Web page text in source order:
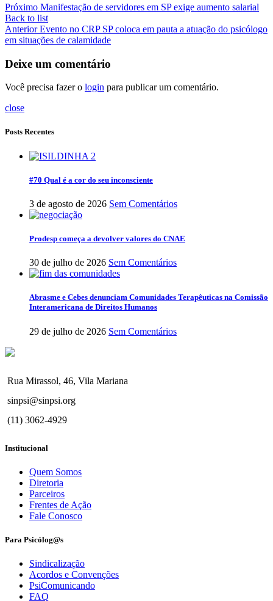
Próximo Manifestação de servidores em SP exige aumento salarial
Back to list
Anterior Evento no CRP SP coloca em pauta a atuação do psicólogo
em situações de calamidade
Deixe um comentário
Você precisa fazer o login para publicar um comentário.
close
Posts Recentes
#70 Qual é a cor do seu inconsciente
3 de agosto de 2026 Sem Comentários
Prodesp começa a devolver valores do CNAE
30 de julho de 2026 Sem Comentários
Abrasme e Cebes denunciam Comunidades Terapêuticas na Comissão
Interamericana de Direitos Humanos
29 de julho de 2026 Sem Comentários
Rua Mirassol, 46, Vila Mariana
sinpsi@sinpsi.org
(11) 3062-4929
Institucional
Quem Somos
Diretoria
Parceiros
Frentes de Ação
Fale Conosco
Para Psicólog@s
Sindicalização
Acordos e Convenções
PsiComunicando
FAQ